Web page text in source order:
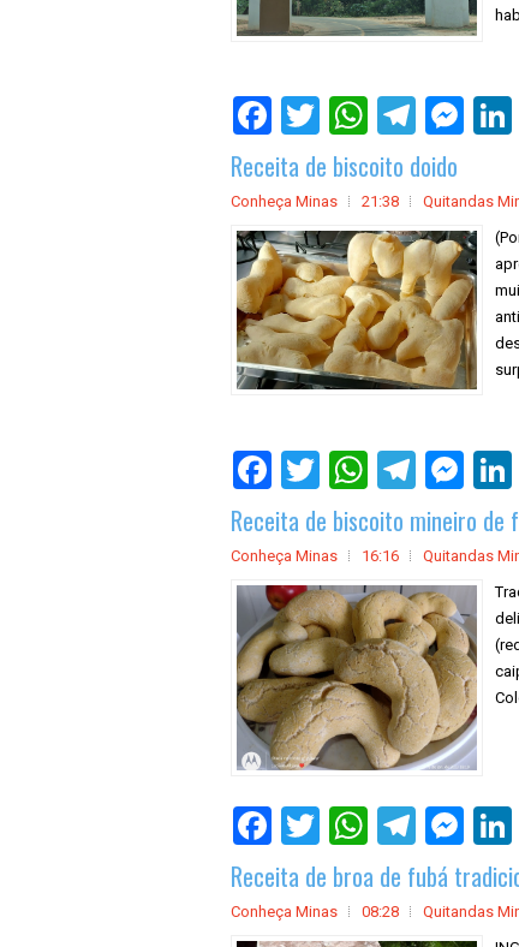
Receita de biscoito doido
Conheça Minas 21:38 Quitandas
Receita de biscoito mineiro de
Conheça Minas 16:16 Quitandas
Receita de broa de fubá
Conheça Minas 08:28 Quitandas